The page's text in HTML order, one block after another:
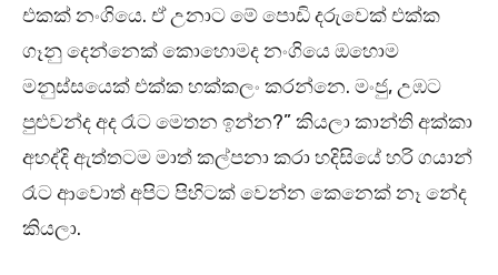
එකක් නංගියෙ. ඒ උනාට මේ පොඩි දරුවෙක් එක්ක
ගෑනු දෙන්නෙක් කොහොමද නංගියෙ ඔහොම
මනුස්සයෙක් එක්ක හක්කලං කරන්නෙ. මංජු, උඹට
පුළුවන්ද අද රෑට මෙතන ඉන්න?” කියලා කාන්ති අක්කා
අහද්දි ඇත්තටම මාත් කල්පනා කරා හදිසියේ හරි ගයාන්
රෑට ආවොත් අපිට පිහිටක් වෙන්න කෙනෙක් නෑ නේද
කියලා.